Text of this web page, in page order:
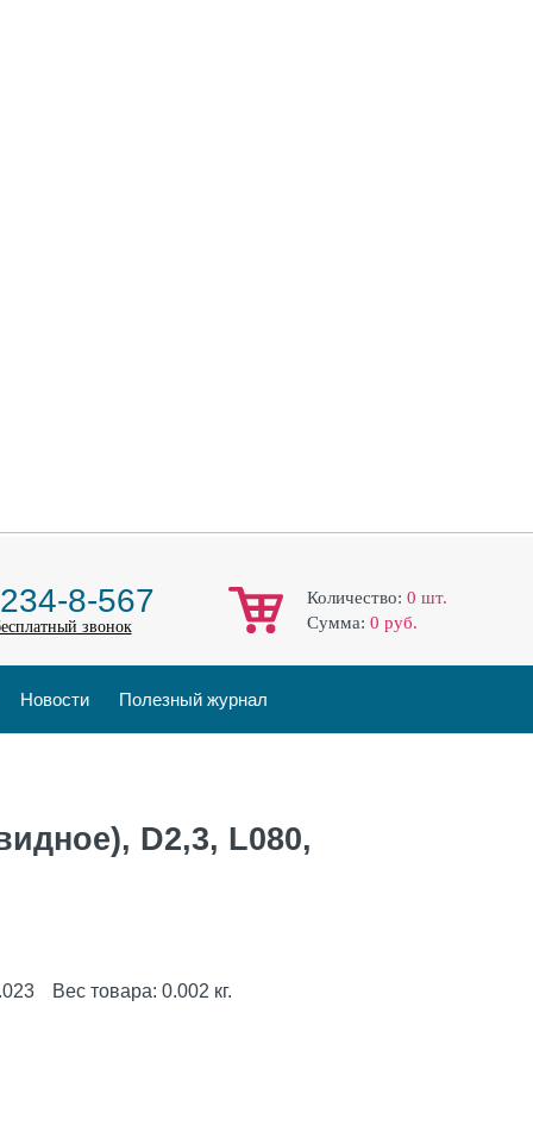
8-567
звонок
Количество: 0 шт.
Cумма: 0 руб.
Новости Полезный журнал
D2,3, L080,
Вес товара: 0.002 кг.